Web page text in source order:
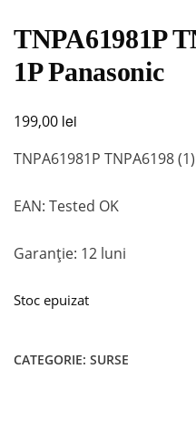
TNPA61981P
1P Panasonic
199,00 lei
TNPA61981P TNPA6198
EAN: Tested OK
Garanție: 12 luni
Stoc epuizat
CATEGORIE: SURSE